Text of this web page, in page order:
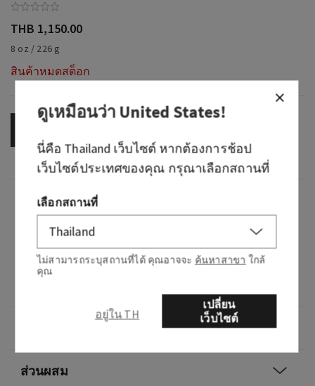
THB 1,150.00
8 oz / 226 g
สินค้าหมดสต็อก
กลิ่น
ด้วยผลไม้
ส่วนผสม
ดูเหมือนว่าUnited States!
นี่คือ Thailand เว็บไซต์ หากต้องการช้อป
เว็บไซต์ประเทศของคุณ กรุณาเลือกสถานที่
เลือกสถานที่
ไม่สามารถระบุสถานที่ได้ คุณอาจจะ ค้นหาสาขา ใกล้
คุณ
อยู่ใน TH
เปลี่ยน
เว็บไซต์